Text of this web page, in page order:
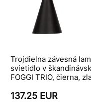
Trojdielna závesná
svietidlo v
FOGGI TRIO, čierna,
137.25 EUR